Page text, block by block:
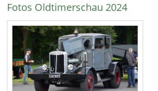
Fotos Oldtimerschau 2024